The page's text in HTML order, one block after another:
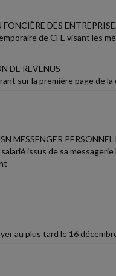
DES
de CFE visant les
DE REVENUS
sur la première page de
MESSENGER PERSONNEL
salarié issus de sa
au plus tard le 16